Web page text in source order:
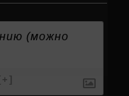
[+]